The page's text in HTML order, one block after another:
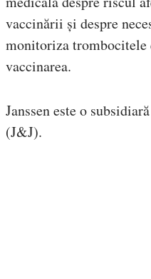
vaccinării și despre
monitoriza trombocitele
vaccinarea.
Janssen este o
(J&J).